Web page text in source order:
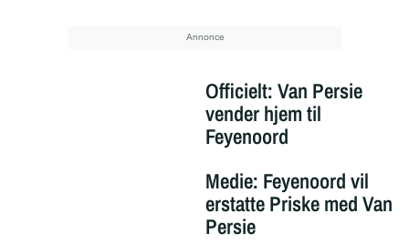
Officielt: Van Persie
vender hjem til
Feyenoord
Medie: Feyenoord vil
erstatte Priske med Van
Persie